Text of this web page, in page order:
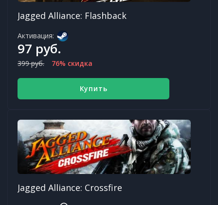
Jagged Alliance: Flashback
Активация:
97 руб.
399 руб. 76% скидка
Купить
Jagged Alliance: Crossfire